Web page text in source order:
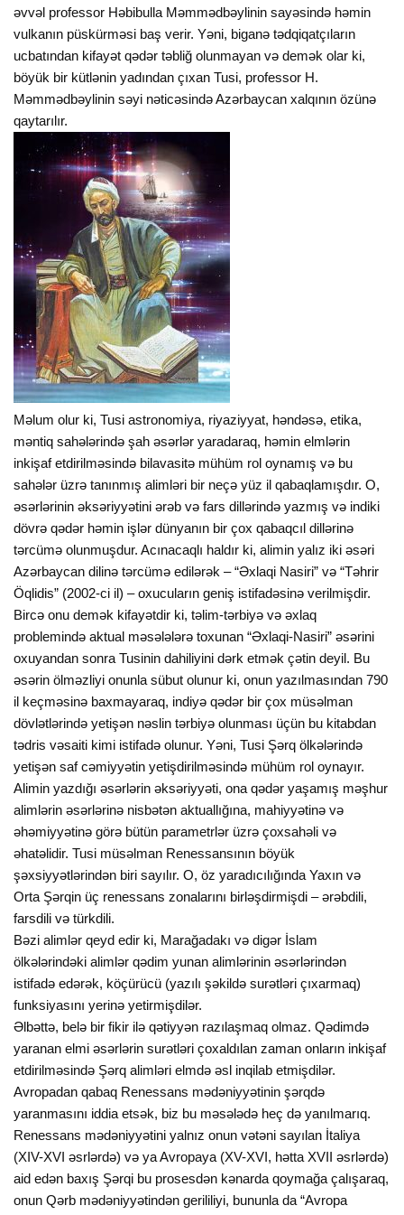
əvvəl professor Həbibulla Məmmədbəylinin sayəsində həmin
vulkanın püskürməsi baş verir. Yəni, biganə tədqiqatçıların
ucbatından kifayət qədər təbliğ olunmayan və demək olar ki,
böyük bir kütlənin yadından çıxan Tusi, professor H.
Məmmədbəylinin səyi nəticəsində Azərbaycan xalqının özünə
qaytarılır.
Məlum olur ki, Tusi astronomiya, riyaziyyat, həndəsə, etika,
məntiq sahələrində şah əsərlər yaradaraq, həmin elmlərin
inkişaf etdirilməsində bilavasitə mühüm rol oynamış və bu
sahələr üzrə tanınmış alimləri bir neçə yüz il qabaqlamışdır. O,
əsərlərinin əksəriyyətini ərəb və fars dillərində yazmış və indiki
dövrə qədər həmin işlər dünyanın bir çox qabaqcıl dillərinə
tərcümə olunmuşdur. Acınacaqlı haldır ki, alimin yalız iki əsəri
Azərbaycan dilinə tərcümə edilərək – “Əxlaqi Nasiri” və “Təhrir
Öqlidis” (2002-ci il) – oxucuların geniş istifadəsinə verilmişdir.
Bircə onu demək kifayətdir ki, təlim-tərbiyə və əxlaq
problemində aktual məsələlərə toxunan “Əxlaqi-Nasiri” əsərini
oxuyandan sonra Tusinin dahiliyini dərk etmək çətin deyil. Bu
əsərin ölməzliyi onunla sübut olunur ki, onun yazılmasından 790
il keçməsinə baxmayaraq, indiyə qədər bir çox müsəlman
dövlətlərində yetişən nəslin tərbiyə olunması üçün bu kitabdan
tədris vəsaiti kimi istifadə olunur. Yəni, Tusi Şərq ölkələrində
yetişən saf cəmiyyətin yetişdirilməsində mühüm rol oynayır.
Alimin yazdığı əsərlərin əksəriyyəti, ona qədər yaşamış məşhur
alimlərin əsərlərinə nisbətən aktuallığına, mahiyyətinə və
əhəmiyyətinə görə bütün parametrlər üzrə çoxsahəli və
əhatəlidir. Tusi müsəlman Renessansının böyük
şəxsiyyətlərindən biri sayılır. O, öz yaradıcılığında Yaxın və
Orta Şərqin üç renessans zonalarını birləşdirmişdi – ərəbdili,
farsdili və türkdili.
Bəzi alimlər qeyd edir ki, Marağadakı və digər İslam
ölkələrindəki alimlər qədim yunan alimlərinin əsərlərindən
istifadə edərək, köçürücü (yazılı şəkildə surətləri çıxarmaq)
funksiyasını yerinə yetirmişdilər.
Əlbəttə, belə bir fikir ilə qətiyyən razılaşmaq olmaz. Qədimdə
yaranan elmi əsərlərin surətləri çoxaldılan zaman onların inkişaf
etdirilməsində Şərq alimləri elmdə əsl inqilab etmişdilər.
Avropadan qabaq Renessans mədəniyyətinin şərqdə
yaranmasını iddia etsək, biz bu məsələdə heç də yanılmarıq.
Renessans mədəniyyətini yalnız onun vətəni sayılan İtaliya
(XIV-XVI əsrlərdə) və ya Avropaya (XV-XVI, hətta XVII əsrlərdə)
aid edən baxış Şərqi bu prosesdən kənarda qoymağa çalışaraq,
onun Qərb mədəniyyətindən gerililiyi, bununla da “Avropa